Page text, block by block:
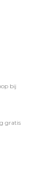
bij
gratis